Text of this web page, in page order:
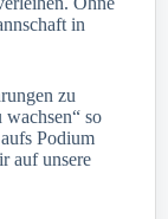
in
zu
wachsen“ so
Podium
auf unsere